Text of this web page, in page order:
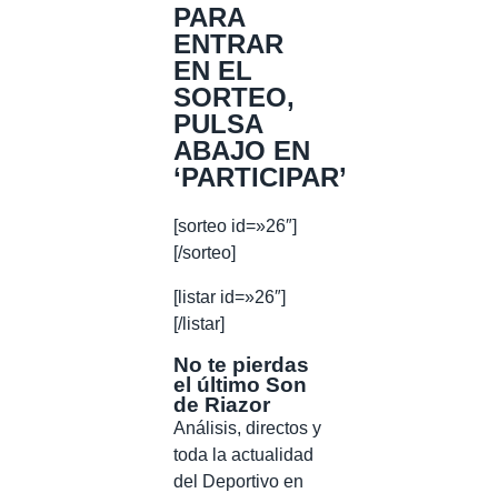
PARA
ENTRAR
EN EL
SORTEO,
PULSA
ABAJO EN
‘PARTICIPAR’
[sorteo id=»26″]
[/sorteo]
[listar id=»26″]
[/listar]
No te pierdas
el último Son
de Riazor
Análisis, directos y
toda la actualidad
del Deportivo en